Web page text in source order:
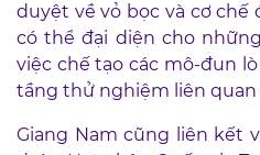
duyệt về vỏ bọc và cơ
có thể đại diện cho
việc chế tạo các mô-đun
tầng thử nghiệm liên quan
Giang Nam cũng liên kết